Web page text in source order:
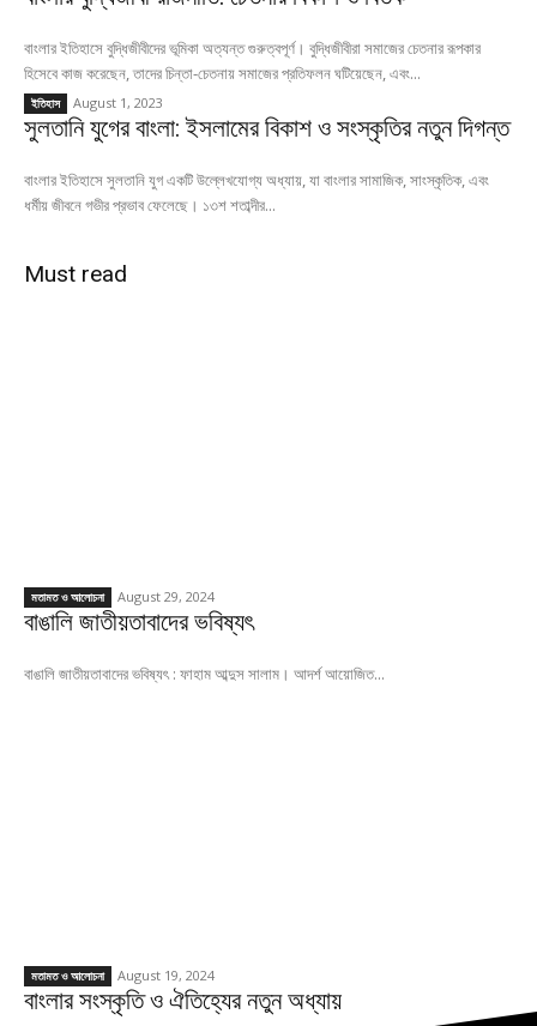
বাংলার ইতিহাসে বুদ্ধিজীবীদের ভূমিকা অত্যন্ত গুরুত্বপূর্ণ। বুদ্ধিজীবীরা সমাজের চেতনার রূপকার
হিসেবে কাজ করেছেন, তাদের চিন্তা-চেতনায় সমাজের প্রতিফলন ঘটিয়েছেন, এবং...
ইতিহাস August 1, 2023
সুলতানি যুগের বাংলা: ইসলামের বিকাশ ও সংস্কৃতির নতুন দিগন্ত
বাংলার ইতিহাসে সুলতানি যুগ একটি উল্লেখযোগ্য অধ্যায়, যা বাংলার সামাজিক, সাংস্কৃতিক, এবং
ধর্মীয় জীবনে গভীর প্রভাব ফেলেছে। ১৩শ শতাব্দীর...
Must read
মতামত ও আলোচনা August 29, 2024
বাঙালি জাতীয়তাবাদের ভবিষ্যৎ
বাঙালি জাতীয়তাবাদের ভবিষ্যৎ : ফাহাম আব্দুস সালাম। আদর্শ আয়োজিত...
মতামত ও আলোচনা August 19, 2024
বাংলার সংস্কৃতি ও ঐতিহ্যের নতুন অধ্যায়